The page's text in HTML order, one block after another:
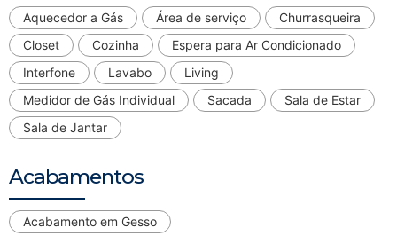
Aquecedor a Gás Área de serviço
Churrasqueira
Closet
Cozinha
Espera para Ar Condicionado
Interfone
Lavabo
Living
Medidor de Gás Individual
Sacada
Sala de Estar
Sala de Jantar
Acabamentos
Acabamento em Gesso